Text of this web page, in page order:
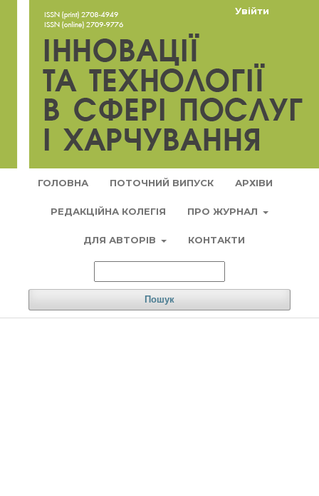
ГОЛОВНА ПОТОЧНИЙ ВИПУСК АРХІВИ
РЕДАКЦІЙНА КОЛЕГІЯ ПРО ЖУРНАЛ
ДЛЯ АВТОРІВ КОНТАКТИ
Пошук
Увійти